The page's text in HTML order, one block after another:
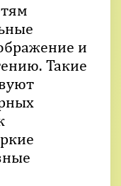
и
Такие